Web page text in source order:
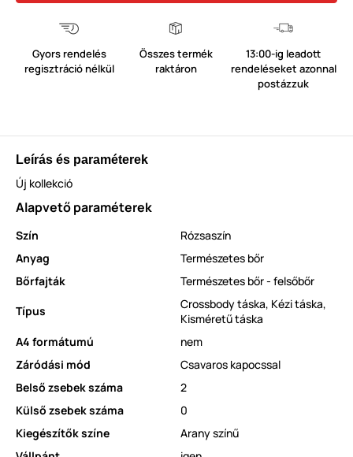
Gyors rendelés
regisztráció nélkül
Összes termék
raktáron
13:00-ig leadott
rendeléseket azonnal
postázzuk
Leírás és paraméterek
Új kollekció
Alapvető paraméterek
Szín
Rózsaszín
Anyag
Természetes bőr
Bőrfajták
Természetes bőr - felsőbőr
Típus
Crossbody táska, Kézi táska,
Kisméretű táska
A4 formátumú
nem
Záródási mód
Csavaros kapocssal
Belső zsebek száma
2
Külső zsebek száma
0
Kiegészítők színe
Arany színű